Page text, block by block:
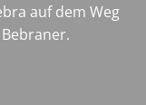
auf dem Weg